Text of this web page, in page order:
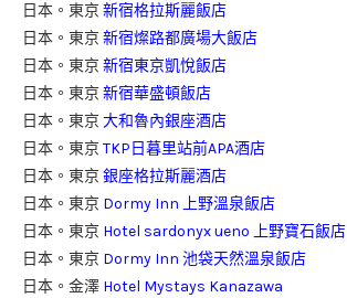
日本。東京新宿格拉斯麗飯店
日本。東京新宿燦路都廣場大飯店
日本。東京新宿東京凱悅飯店
日本。東京新宿華盛頓飯店
日本。東京大和魯內銀座酒店
日本。東京TKP日暮里站前APA酒店
日本。東京銀座格拉斯麗酒店
日本。東京 Dormy Inn 上野溫泉飯店
日本。東京 Hotel sardonyx ueno 上野寶石飯店
日本。東京 Dormy Inn 池袋天然溫泉飯店
日本。金澤 Hotel Mystays Kanazawa